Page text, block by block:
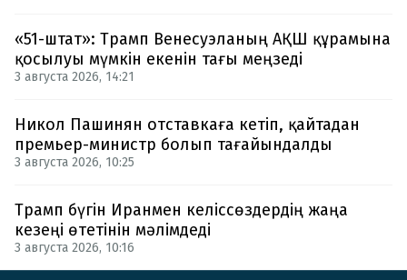
«51-штат»: Трамп Венесуэланың АҚШ құрамына
қосылуы мүмкін екенін тағы меңзеді
3 августа 2026, 14:21
Никол Пашинян отставкаға кетіп, қайтадан
премьер-министр болып тағайындалды
3 августа 2026, 10:25
Трамп бүгін Иранмен келіссөздердің жаңа
кезеңі өтетінін мәлімдеді
3 августа 2026, 10:16